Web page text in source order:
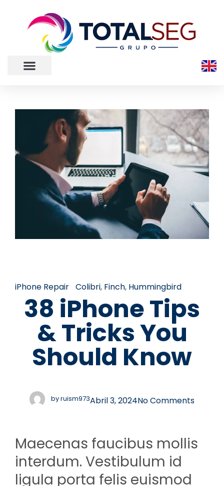
iPhone Repair Colibri, Finch, Hummingbird
38 iPhone Tips
& Tricks You
Should Know
byruism973Abril 3, 2024No Comments
Maecenas faucibus mollis
interdum. Vestibulum id
ligula porta felis euismod